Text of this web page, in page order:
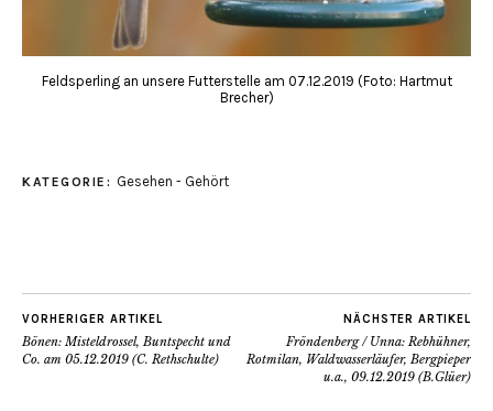
Feldsperling an unsere Futterstelle am 07.12.2019 (Foto: Hartmut
Brecher)
KATEGORIE: Gesehen - Gehört
VORHERIGER ARTIKEL
Bönen: Misteldrossel, Buntspecht und
Co. am 05.12.2019 (C. Rethschulte)
NÄCHSTER ARTIKEL
Fröndenberg / Unna: Rebhühner,
Rotmilan, Waldwasserläufer, Bergpieper
u.a., 09.12.2019 (B.Glüer)